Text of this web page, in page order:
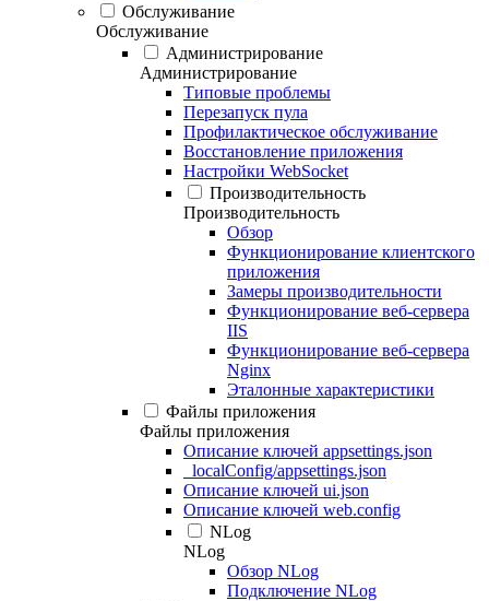
Обслуживание
Обслуживание
Администрирование
Администрирование
Типовые проблемы
Перезапуск пула
Профилактическое обслуживание
Восстановление приложения
Настройки WebSocket
Производительность
Производительность
Обзор
Функционирование клиентского
приложения
Замеры производительности
Функционирование веб-сервера
IIS
Функционирование веб-сервера
Nginx
Эталонные характеристики
Файлы приложения
Файлы приложения
Описание ключей appsettings.json
_localConfig/appsettings.json
Описание ключей ui.json
Описание ключей web.config
NLog
NLog
Обзор NLog
Подключение NLog